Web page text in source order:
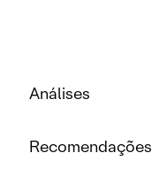
Análises
Recomendações